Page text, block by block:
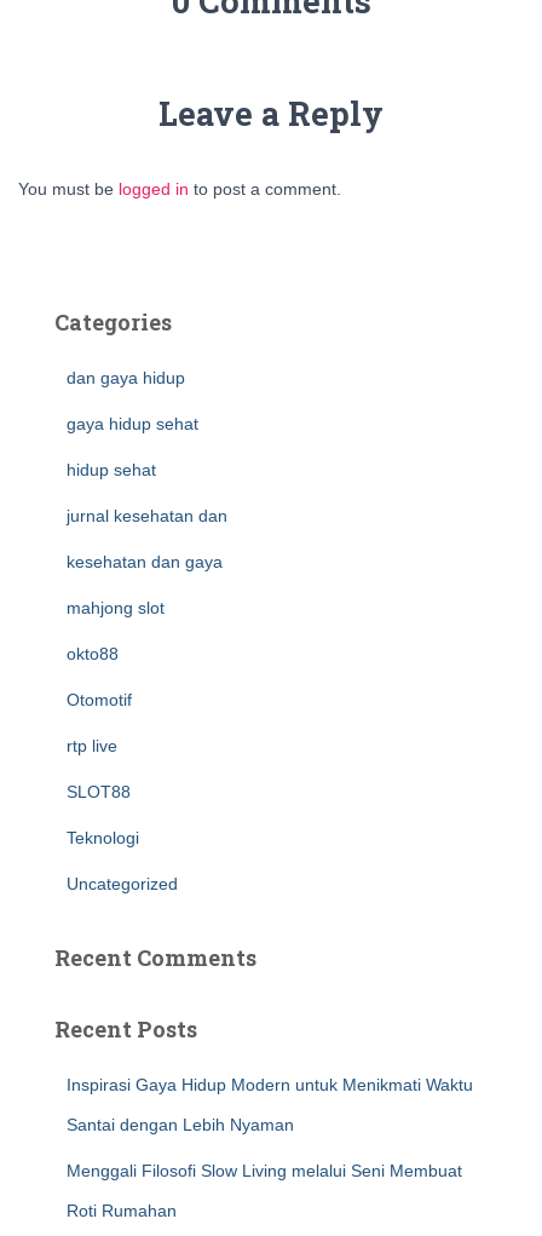
Leave a Reply
You must be logged in to post a comment.
Categories
dan gaya hidup
gaya hidup sehat
hidup sehat
jurnal kesehatan dan
kesehatan dan gaya
mahjong slot
okto88
Otomotif
rtp live
SLOT88
Teknologi
Uncategorized
Recent Comments
Recent Posts
Inspirasi Gaya Hidup Modern untuk Menikmati Waktu
Santai dengan Lebih Nyaman
Menggali Filosofi Slow Living melalui Seni Membuat
Roti Rumahan